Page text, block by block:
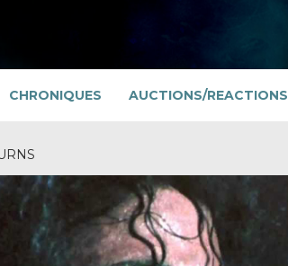
CHRONIQUES AUCTIONS/REACTIONS